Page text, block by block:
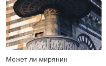
Может ли мирянин